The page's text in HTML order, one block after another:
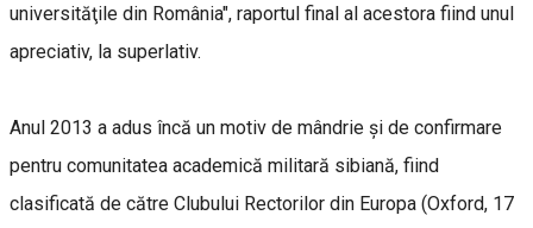
universităţile din România", raportul final al acestora fiind unul
apreciativ, la superlativ.
Anul 2013 a adus încă un motiv de mândrie şi de confirmare
pentru comunitatea academică militară sibiană, fiind
clasificată de către Clubului Rectorilor din Europa (Oxford, 17